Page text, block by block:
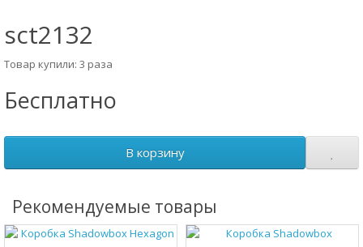
sct2132
Товар купили: 3 раза
Бесплатно
В корзину
Рекомендуемые товары